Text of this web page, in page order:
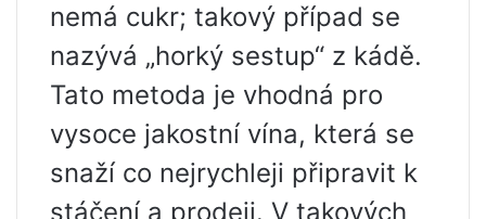
nemá cukr; takový případ se
nazývá „horký sestup“ z kádě.
Tato metoda je vhodná pro
vysoce jakostní vína, která se
snaží co nejrychleji připravit k
stáčení a prodeji. V takových